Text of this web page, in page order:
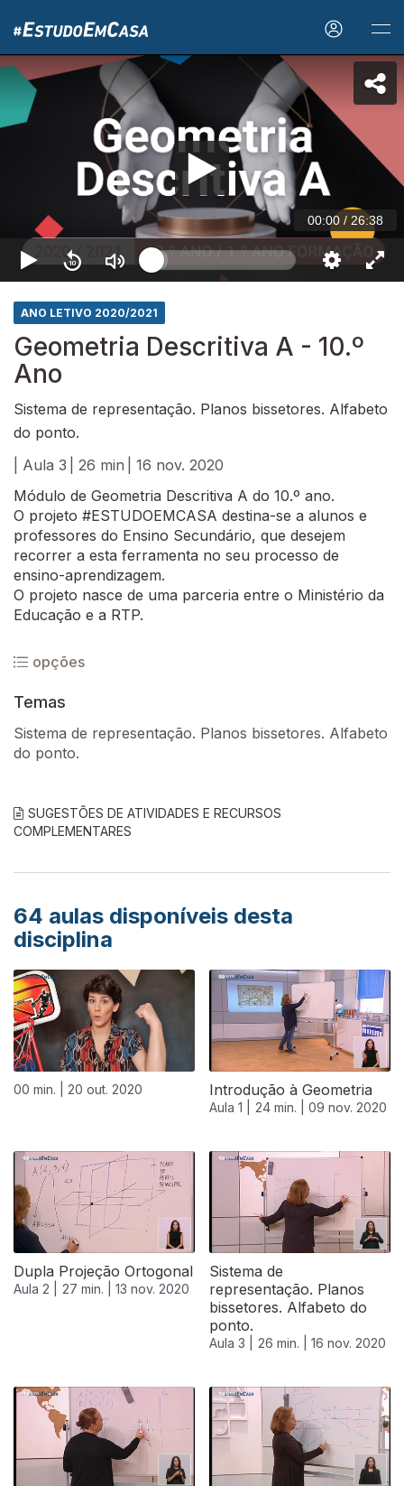
00:00 / 26:38
ANO LETIVO 2020/2021
Geometria Descritiva A - 10.º
Ano
Sistema de representação. Planos bissetores. Alfabeto
do ponto.
| Aula 3
| 26 min
| 16 nov. 2020
Módulo de Geometria Descritiva A do 10.º ano.
O projeto #ESTUDOEMCASA destina-se a alunos e
professores do Ensino Secundário, que desejem
recorrer a esta ferramenta no seu processo de
ensino-aprendizagem.
O projeto nasce de uma parceria entre o Ministério da
Educação e a RTP.
opções
Temas
Sistema de representação. Planos bissetores. Alfabeto
do ponto.
SUGESTÕES DE ATIVIDADES E RECURSOS
COMPLEMENTARES
64 aulas disponíveis desta
disciplina
00 min. | 20 out. 2020 Introdução à Geometria
Aula 1 | 24 min. | 09 nov. 2020
Dupla Projeção Ortogonal
Aula 2 | 27 min. | 13 nov. 2020
Sistema de
representação. Planos
bissetores. Alfabeto do
ponto.
Aula 3 | 26 min. | 16 nov. 2020